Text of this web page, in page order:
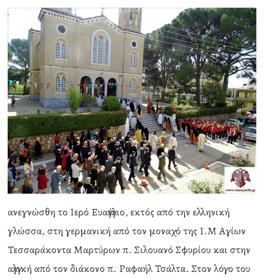
ανεγνώσθη το Ιερό Ευαγγέλιο, εκτός από την ελληνική
γλώσσα, στη γερμανική από τον μοναχό της Ι.Μ Αγίων
Τεσσαράκοντα Μαρτύρων π. Σιλουανό Σφυρίου και στην
αγγλική από τον διάκονο π. Ραφαήλ Τσάλτα. Στον λόγο του